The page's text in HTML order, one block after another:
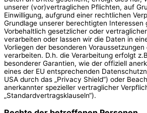
unserer (vor)vertraglichen Pflichten, auf
Einwilligung, aufgrund einer rechtlichen
Grundlage unserer berechtigten Interessen
Vorbehaltlich gesetzlicher oder
verarbeiten oder lassen wir die Daten in
Vorliegen der besonderen
verarbeiten. D.h. die Verarbeitung erfolgt
besonderer Garantien, wie der offiziell
eines der EU entsprechenden
USA durch das „Privacy Shield“) oder
anerkannter spezieller vertraglicher
„Standardvertragsklauseln“).